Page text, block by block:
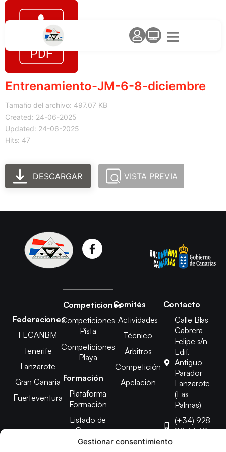
Gestionar consentimiento
Entrenamiento-JM-6-8-diciembre
Tamaño del archivo: 497.07 KB
Created: 24-06-2025
Updated: 24-06-2025
Hits: 47
DESCARGAR VISTA PREVIA
Federaciones
FECANBM
Tenerife
Lanzarote
Gran Canaria
Fuerteventura
Competiciones
Competiciones
Pista
Competiciones
Playa
Formación
Plataforma
Formación
Listado de
Cursos
Comités
Actividades
Técnico
Árbitros
Competición
Apelación
Contacto
Calle Blas
Cabrera
Felipe s/n
Edif.
Antiguo
Parador
Lanzarote
(Las
Palmas)
(+34) 928
807 648